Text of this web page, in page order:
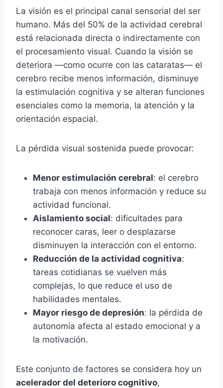
La visión es el principal canal sensorial del ser
humano. Más del 50% de la actividad cerebral
está relacionada directa o indirectamente con
el procesamiento visual. Cuando la visión se
deteriora —como ocurre con las cataratas— el
cerebro recibe menos información, disminuye
la estimulación cognitiva y se alteran funciones
esenciales como la memoria, la atención y la
orientación espacial.
La pérdida visual sostenida puede provocar:
Menor estimulación cerebral: el cerebro
trabaja con menos información y reduce su
actividad funcional.
Aislamiento social: dificultades para
reconocer caras, leer o desplazarse
disminuyen la interacción con el entorno.
Reducción de la actividad cognitiva:
tareas cotidianas se vuelven más
complejas, lo que reduce el uso de
habilidades mentales.
Mayor riesgo de depresión: la pérdida de
autonomía afecta al estado emocional y a
la motivación.
Este conjunto de factores se considera hoy un
acelerador del deterioro cognitivo,